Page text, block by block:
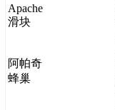
Apache
滑块
阿帕奇
蜂巢